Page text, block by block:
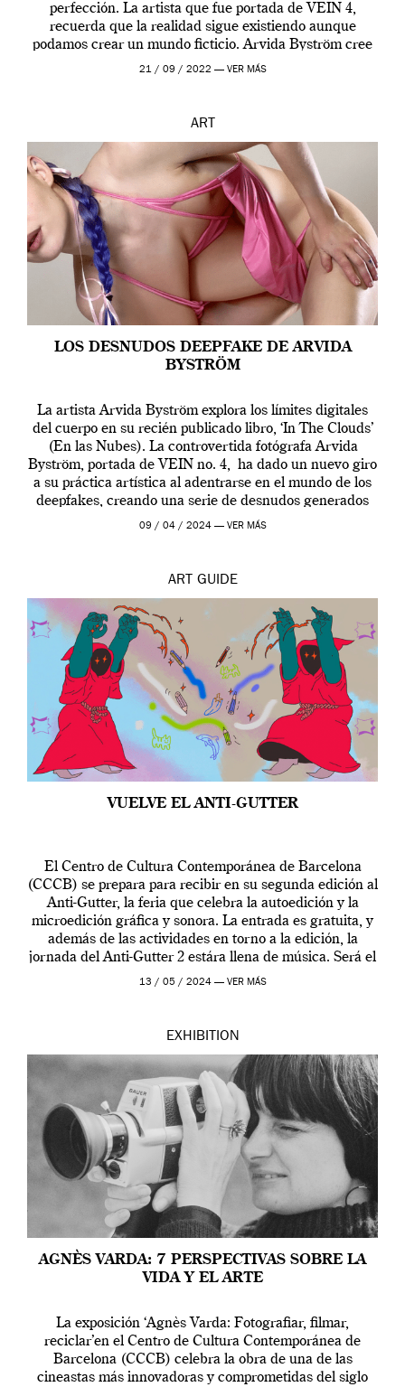
perfección. La artista que fue portada de VEIN 4,
recuerda que la realidad sigue existiendo aunque
podamos crear un mundo ficticio. Arvida Byström cree
que los humanos tienen un complejo […]
21 / 09 / 2022 — VER MÁS
ART
LOS DESNUDOS DEEPFAKE DE ARVIDA
BYSTRÖM
La artista Arvida Byström explora los límites digitales
del cuerpo en su recién publicado libro, ‘In The Clouds’
(En las Nubes). La controvertida fotógrafa Arvida
Byström, portada de VEIN no. 4, ha dado un nuevo giro
a su práctica artística al adentrarse en el mundo de los
deepfakes, creando una serie de desnudos generados
por […]
09 / 04 / 2024 — VER MÁS
ART GUIDE
VUELVE EL ANTI-GUTTER
El Centro de Cultura Contemporánea de Barcelona
(CCCB) se prepara para recibir en su segunda edición al
Anti-Gutter, la feria que celebra la autoedición y la
microedición gráfica y sonora. La entrada es gratuita, y
además de las actividades en torno a la edición, la
jornada del Anti-Gutter 2 estára llena de música. Será el
[…]
13 / 05 / 2024 — VER MÁS
EXHIBITION
AGNÈS VARDA: 7 PERSPECTIVAS SOBRE LA
VIDA Y EL ARTE
La exposición ‘Agnès Varda: Fotografiar, filmar,
reciclar’en el Centro de Cultura Contemporánea de
Barcelona (CCCB) celebra la obra de una de las
cineastas más innovadoras y comprometidas del siglo